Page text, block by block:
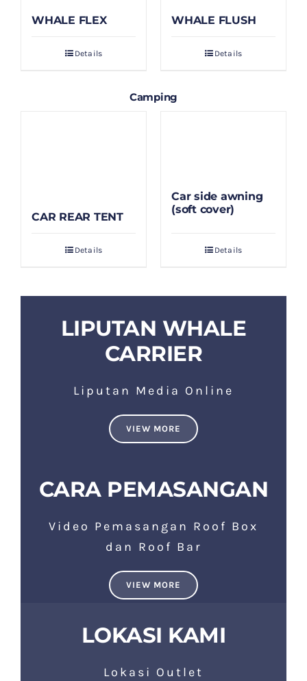
WHALE FLEX
Details
WHALE FLUSH
Details
Camping
CAR REAR TENT
Details
Car side awning
(soft cover)
Details
LIPUTAN WHALE
CARRIER
Liputan Media Online
VIEW MORE
CARA PEMASANGAN
Video Pemasangan Roof Box
dan Roof Bar
VIEW MORE
LOKASI KAMI
Lokasi Outlet